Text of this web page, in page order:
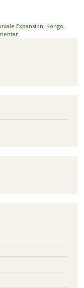
Expansion, Kongo,